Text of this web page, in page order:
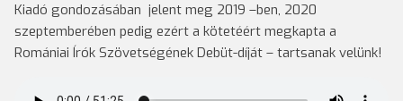
Kiadó gondozásában jelent meg 2019 –ben, 2020
szeptemberében pedig ezért a kötetéért megkapta a
Romániai Írók Szövetségének Debüt-díját – tartsanak velünk!